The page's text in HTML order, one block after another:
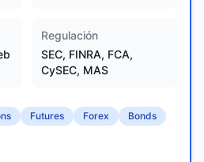
Regulación
SEC, FINRA, FCA,
CySEC, MAS
Futures Forex
Bonds